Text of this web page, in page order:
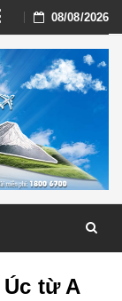
08/08/2026
từ A